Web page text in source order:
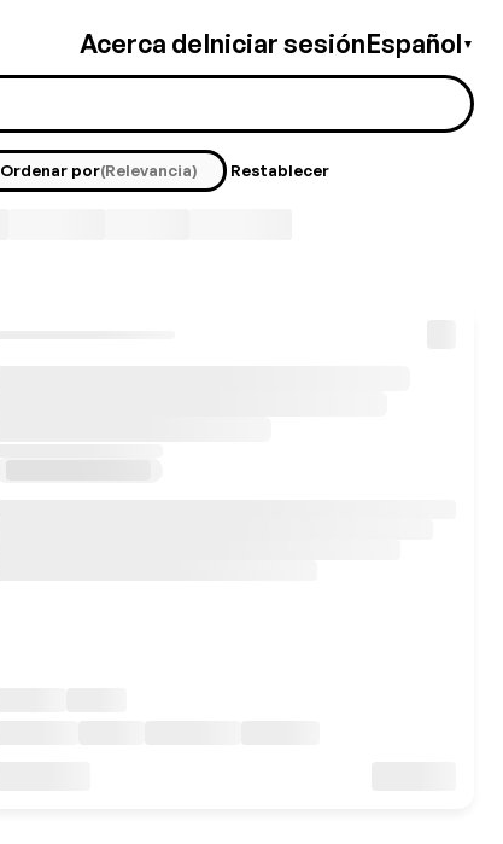
Acerca deIniciar sesiónEspañol ▼
Ordenar por(Relevancia) Restablecer